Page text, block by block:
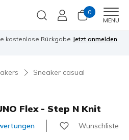
0
MENU
kostenlose Rückgabe Jetzt anmelden
Sneaker casual
Flex - Step N Knit
Wunschliste